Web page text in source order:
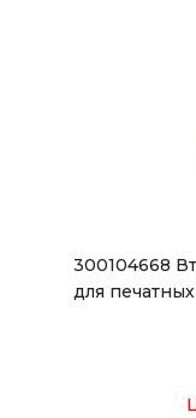
300104668
для